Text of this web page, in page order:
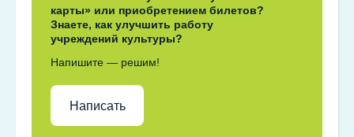
карты» или приобретением билетов?
Знаете, как улучшить работу
учреждений культуры?
Напишите — решим!
Написать